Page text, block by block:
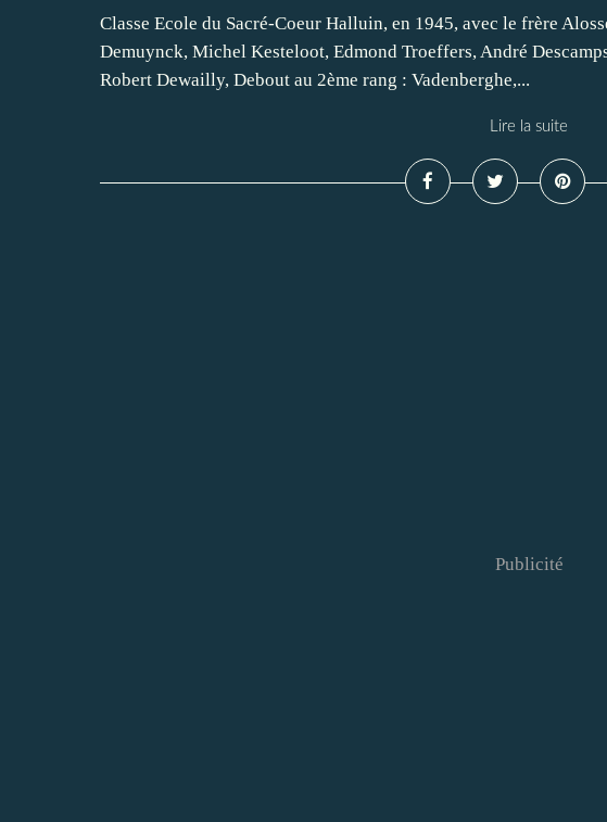
Classe Ecole du Sacré-Coeur Halluin, en 1945, avec le frère
Demuynck, Michel Kesteloot, Edmond Troeffers, André
Robert Dewailly, Debout au 2ème rang : Vadenberghe,...
Lire la suite
Publicité